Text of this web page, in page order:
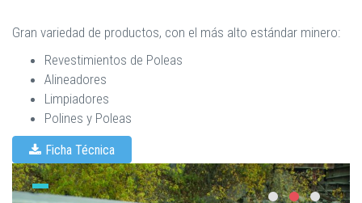
Gran variedad de productos, con el más alto estándar minero:
Revestimientos de Poleas
Alineadores
Limpiadores
Polines y Poleas
Ficha Técnica